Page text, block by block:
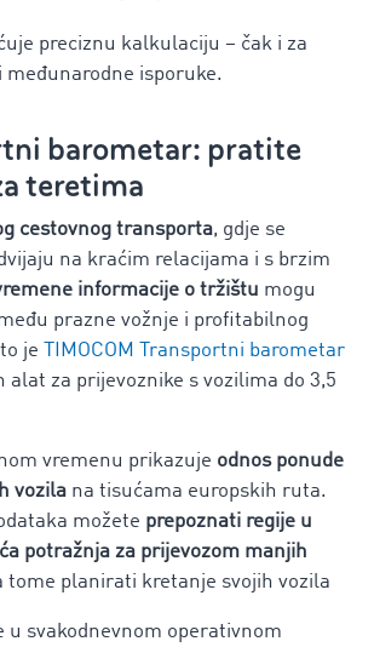
preciznu kalkulaciju – čak i za
međunarodne isporuke.
barometar: pratite
teretima
cestovnog transporta, gdje se
na kraćim relacijama i s brzim
informacije o tržištu mogu
prazne vožnje i profitabilnog
je
TIMOCOM Transportni barometar
alat za prijevoznike s vozilima do 3,5
vremenu prikazuje odnos ponude
vozila na tisućama europskih ruta.
možete prepoznati regije u
potražnja za prijevozom manjih
tome planirati kretanje svojih vozila
u svakodnevnom operativnom